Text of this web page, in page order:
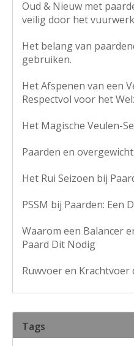
Oud & Nieuw met
veilig door het vuurwerk
Het belang van
gebruiken.
Het Afspenen van een
Respectvol voor het
Het Magische Veulen-
Paarden en overgewicht
Het Rui Seizoen bij
PSSM bij Paarden: Een
Waarom een Balancer
Paard Dit Nodig
Ruwvoer en
Tags